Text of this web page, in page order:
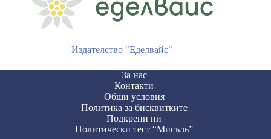
Издателство "Еделвайс"
За нас
Контакти
Общи условия
Политика за бисквитките
Подкрепи ни
Политически тест “Мисъль”